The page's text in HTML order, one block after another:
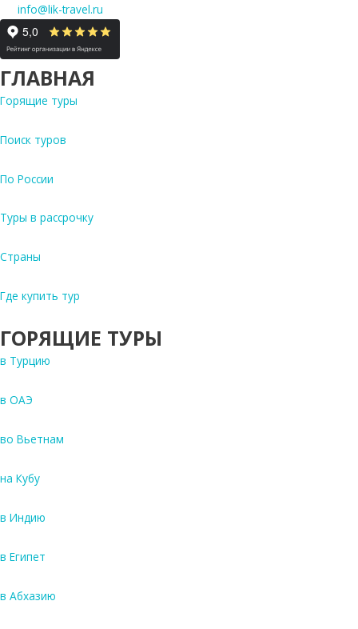
info@lik-travel.ru
ГЛАВНАЯ
Горящие туры
Поиск туров
По России
Туры в рассрочку
Страны
Где купить тур
ГОРЯЩИЕ ТУРЫ
в Турцию
в ОАЭ
во Вьетнам
на Кубу
в Индию
в Египет
в Абхазию